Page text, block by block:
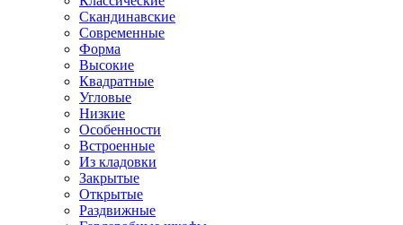
Скандинавские
Современные
Форма
Высокие
Квадратные
Угловые
Низкие
Особенности
Встроенные
Из кладовки
Закрытые
Открытые
Раздвижные